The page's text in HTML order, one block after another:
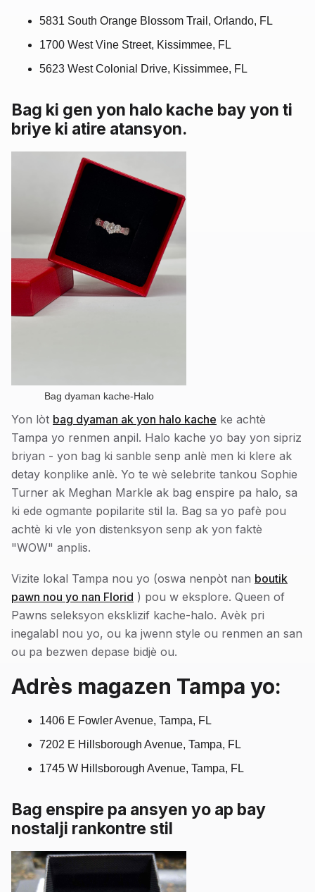
5831 South Orange Blossom Trail, Orlando, FL
1700 West Vine Street, Kissimmee, FL
5623 West Colonial Drive, Kissimmee, FL
Bag ki gen yon halo kache bay yon ti
briye ki atire atansyon.
Bag dyaman kache-Halo
Yon lòt bag dyaman ak yon halo kache ke achtè
Tampa yo renmen anpil. Halo kache yo bay yon sipriz
briyan - yon bag ki sanble senp anlè men ki klere ak
detay konplike anlè. Yo te wè selebrite tankou Sophie
Turner ak Meghan Markle ak bag enspire pa halo, sa
ki ede ogmante popilarite stil la. Bag sa yo pafè pou
achtè ki vle yon distenksyon senp ak yon faktè
"WOW" anplis.
Vizite lokal Tampa nou yo (oswa nenpòt nan boutik
pawn nou yo nan Florid ) pou w eksplore. Queen of
Pawns seleksyon eksklizif kache-halo. Avèk pri
inegalabl nou yo, ou ka jwenn style ou renmen an san
ou pa bezwen depase bidjè ou.
Adrès magazen Tampa yo:
1406 E Fowler Avenue, Tampa, FL
7202 E Hillsborough Avenue, Tampa, FL
1745 W Hillsborough Avenue, Tampa, FL
Bag enspire pa ansyen yo ap bay
nostalji rankontre stil